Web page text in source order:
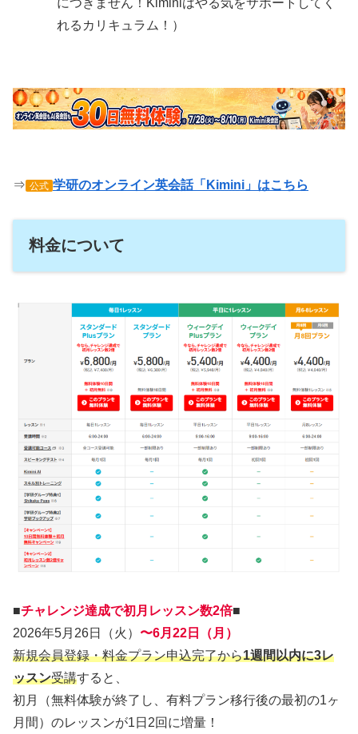
につきません！Kiminiはやる気をサポートしてく
れるカリキュラム！）
⇒ 公式 学研のオンライン英会話「Kimini」はこちら
料金について
■チャレンジ達成で初月レッスン数2倍■
2026年5月26日（火） 〜6月22日（月）
新規会員登録・料金プラン申込完了から1週間以内に3レ
ッスン受講すると、
初月（無料体験が終了し、有料プラン移行後の最初の1ヶ
月間）のレッスンが1日2回に増量！